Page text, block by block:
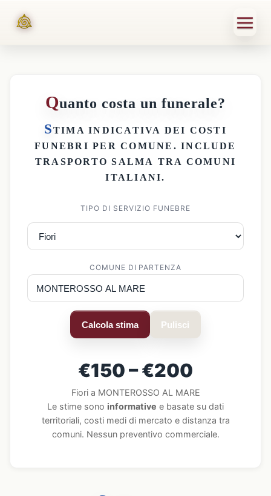
Quanto costa un funerale?
STIMA INDICATIVA DEI COSTI
FUNEBRI PER COMUNE . INCLUDE
TRASPORTO SALMA TRA COMUNI
ITALIANI.
TIPO DI SERVIZIO FUNEBRE
COMUNE DI PARTENZA
Calcola stima Pulisci
€150 – €200
Fiori a MONTEROSSO AL MARE
Le stime sono informative e basate su dati
territoriali, costi medi di mercato e distanza tra
comuni. Nessun preventivo commerciale.